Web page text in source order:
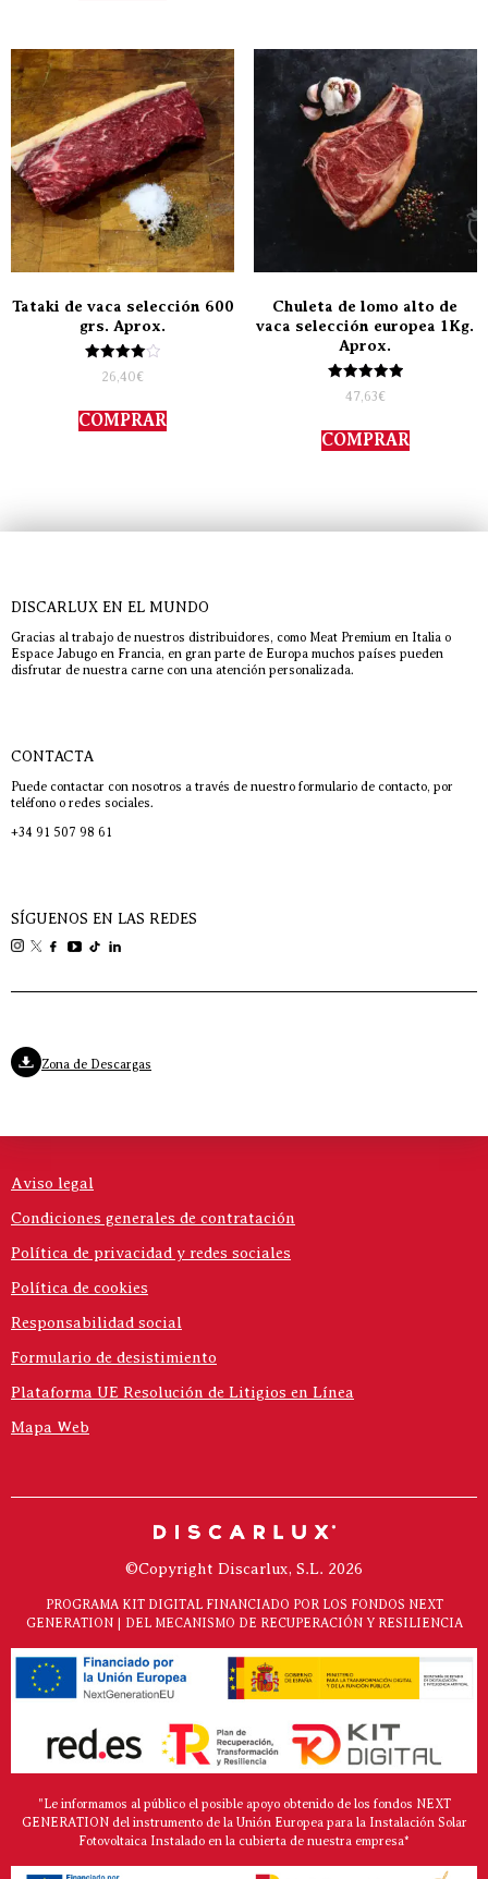
Tataki de vaca selección 600
grs. Aprox.
Valorado
con
de 5
26,40€
COMPRAR
Chuleta de lomo alto de
vaca selección europea 1Kg.
Aprox.
Valorado
con
de 5
47,63€
COMPRAR
DISCARLUX EN EL MUNDO
Gracias al trabajo de nuestros distribuidores, como Meat Premium en Italia o
Espace Jabugo en Francia, en gran parte de Europa muchos países pueden
disfrutar de nuestra carne con una atención personalizada.
CONTACTA
Puede contactar con nosotros a través de nuestro formulario de contacto, por
teléfono o redes sociales.
+34 91 507 98 61
SÍGUENOS EN LAS REDES
Zona de Descargas
Aviso legal
Condiciones generales de contratación
Política de privacidad y redes sociales
Política de cookies
Responsabilidad social
Formulario de desistimiento
Plataforma UE Resolución de Litigios en Línea
Mapa Web
©Copyright Discarlux, S.L. 2026
PROGRAMA KIT DIGITAL FINANCIADO POR LOS FONDOS NEXT
GENERATION | DEL MECANISMO DE RECUPERACIÓN Y RESILIENCIA
"Le informamos al público el posible apoyo obtenido de los fondos NEXT
GENERATION del instrumento de la Unión Europea para la Instalación Solar
Fotovoltaica Instalado en la cubierta de nuestra empresa*